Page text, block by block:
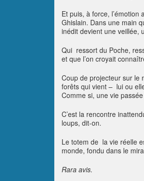
Et puis, à force,
Ghislain. Dans une main
inédit devient une veillée,
Qui ressort du Poche,
et que l’on croyait
Coup de projecteur sur le
forêts qui vient – lui ou
Comme si, une vie
C’est la rencontre
loups, dit-on.
Le totem de la vie réelle
monde, fondu dans le
Rara avis.